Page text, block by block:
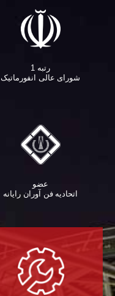
رتبه 1
شورای عالی انفورماتیک
عضو
اتحادیه فن آوران رایانه